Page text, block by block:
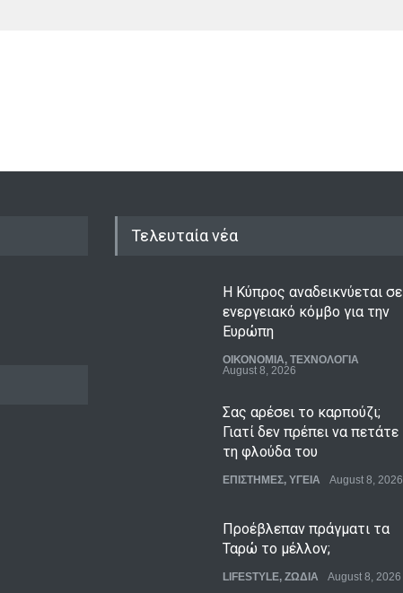
Τελευταία νέα
Η Κύπρος αναδεικνύεται σε
ενεργειακό κόμβο για την
Ευρώπη
ΟΙΚΟΝΟΜΙΑ, ΤΕΧΝΟΛΟΓΙΑ
August 8, 2026
Σας αρέσει το καρπούζι;
Γιατί δεν πρέπει να πετάτε
τη φλούδα του
ΕΠΙΣΤΗΜΕΣ, ΥΓΕΙΑ August 8, 2026
Προέβλεπαν πράγματι τα
Ταρώ το μέλλον;
LIFESTYLE, ΖΩΔΙΑ August 8, 2026